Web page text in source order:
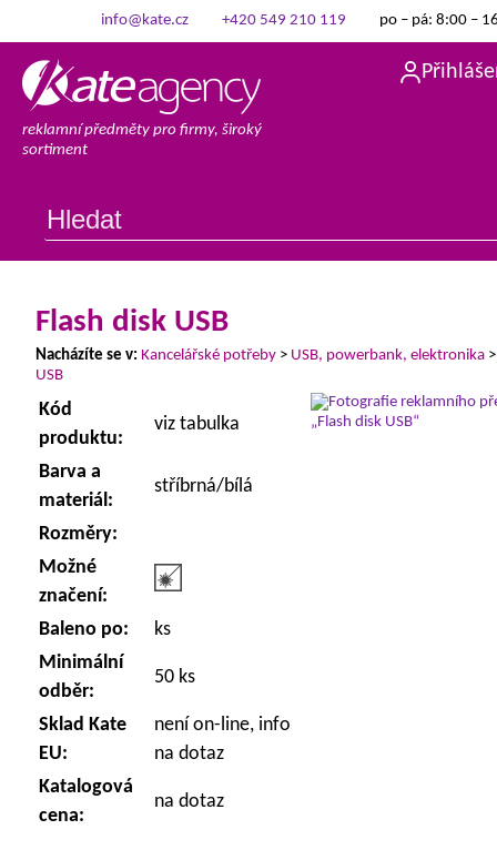
info@kate.cz +420 549 210 119 po – pá: 8:00 –
reklamní předměty pro firmy, široký
sortiment
Flash disk USB
Nacházíte se v: Kancelářské potřeby > USB, powerbank, elektronika
USB
Kód
produktu:
viz tabulka
Barva a
materiál:
stříbrná/bílá
Rozměry:
Možné
značení:
Baleno po:
ks
Minimální
odběr:
50 ks
Sklad Kate
EU:
není on-line, info
na dotaz
Katalogová
cena:
na dotaz